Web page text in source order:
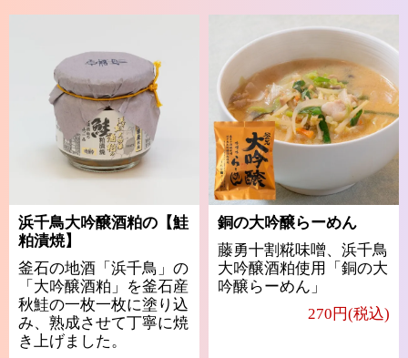
浜千鳥大吟醸酒粕の【鮭
粕漬焼】
釜石の地酒「浜千鳥」の
「大吟醸酒粕」を釜石産
秋鮭の一枚一枚に塗り込
み、熟成させて丁寧に焼
き上げました。
銅の大吟醸らーめん
藤勇十割糀味噌、浜千鳥
大吟醸酒粕使用「銅の大
吟醸らーめん」
270円(税込)